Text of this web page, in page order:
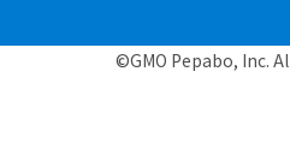
©GMO Pepabo, Inc.